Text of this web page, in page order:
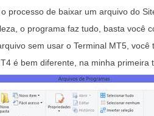
processo de baixar um arquivo do
o programa faz tudo, basta você
sem usar o Terminal MT5,
é bem diferente, na minha